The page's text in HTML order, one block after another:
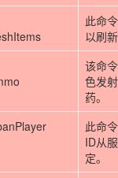
此命
以刷
该命
色发
药。
此命
ID从
定。